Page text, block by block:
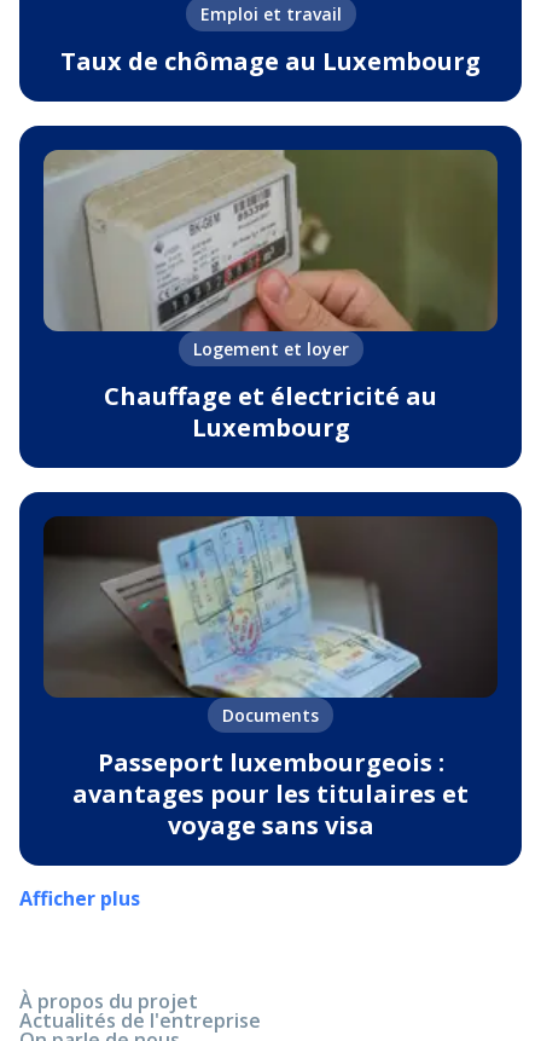
Emploi et travail
Taux de chômage au Luxembourg
Logement et loyer
Chauffage et électricité au
Luxembourg
Documents
Passeport luxembourgeois :
avantages pour les titulaires et
voyage sans visa
Afficher plus
À propos du projet
Actualités de l'entreprise